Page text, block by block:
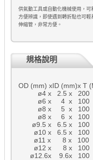
供氣動工具或自動化機械使用，
方便辨識，即使遇到轉折點也可
伸縮管，非常方便。
規格說明
OD (mm) xID (mm)x T
ø4 x 2.5 x 200
ø6 x 4 x 100
ø8 x 5 x 100
ø8 x 6 x 100
ø9.5 x 6.5 x 100
ø10 x 6.5 x 100
ø11 x 8 x 100
ø12 x 8 x 100
ø12.6x 9.6x 100